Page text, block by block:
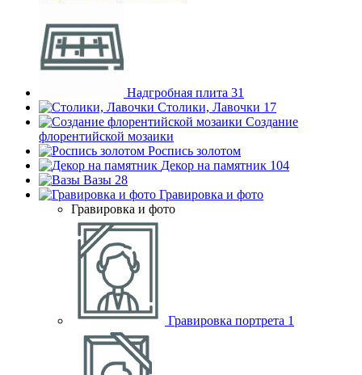
Надгробная плита 31
Столики, Лавочки 17
Создание
флорентийской мозаики
Роспись золотом
Декор на памятник 104
Вазы 28
Гравировка и фото
Гравировка и фото
Гравировка портрета 1